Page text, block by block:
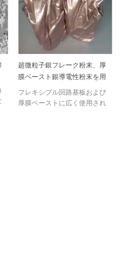
超微粒子銀フレーク粉末、厚
膜ペースト銀導電性粉末を用
いたフレキシブル回路基板
フレキシブル回路基板および
厚膜ペーストに広く使用され